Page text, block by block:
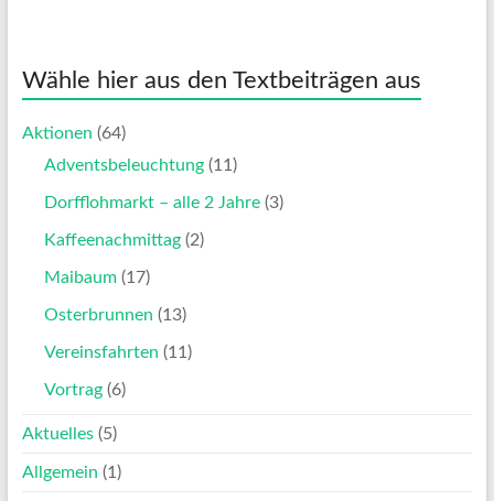
Wähle hier aus den Textbeiträgen aus
Aktionen (64)
Adventsbeleuchtung(11)
Dorfflohmarkt – alle 2 Jahre(3)
Kaffeenachmittag(2)
Maibaum(17)
Osterbrunnen (13)
Vereinsfahrten (11)
Vortrag(6)
Aktuelles(5)
Allgemein (1)